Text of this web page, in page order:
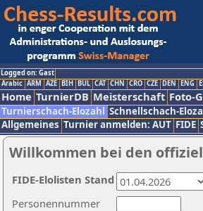
Logged on: Gast
Arabic ARM AZE BIH BUL CAT CHN CRO CZE DEN ENG
Home TurnierDB Meisterschaft Foto-
Turnierschach-Elozahl Schnellschach-
Allgemeines Turnier anmelden: AUT FIDE
Willkommen bei den
Personennummer
FIDE-Elolisten Stand